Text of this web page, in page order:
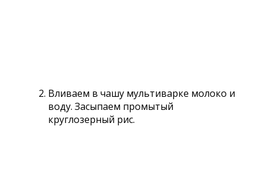
Вливаем в чашу мультиварке молоко и
воду. Засыпаем промытый
круглозерный рис.